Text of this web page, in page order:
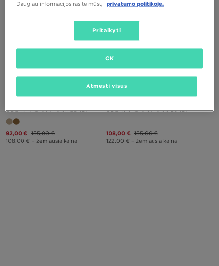
PUIKUS PASIŪLYMAS
UGG W TASMAN MAXI CURLY
92,00 € 155,00 €
108,00 € – žemiausia kaina
PUIKUS PASIŪLYMAS
UGG W TASMAN MAXI CURLY
108,00 € 155,00 €
122,00 € – žemiausia kaina
Daugiau informacijos rasite mūsų
privatumo politikoje.
Pritaikyti
Atmesti visus
OK